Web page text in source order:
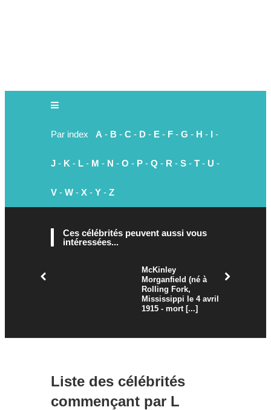
Par index A - B - C - D - E - F - G - H - I -
J - K - L - M - N - O - P - Q - R - S - T - U -
V - W - X - Y - Z
Ces célébrités peuvent aussi vous
intéressées...
McKinley
Morganfield (né à
Rolling Fork,
Mississippi le 4 avril
1915 - mort [...]
Liste des célébrités
commençant par L